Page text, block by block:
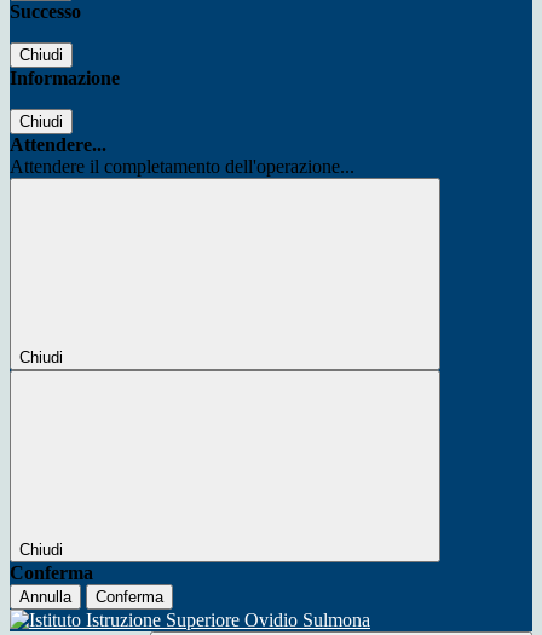
Successo
Chiudi
Informazione
Chiudi
Attendere...
Attendere il completamento dell'operazione...
Chiudi
Chiudi
Conferma
Annulla Conferma